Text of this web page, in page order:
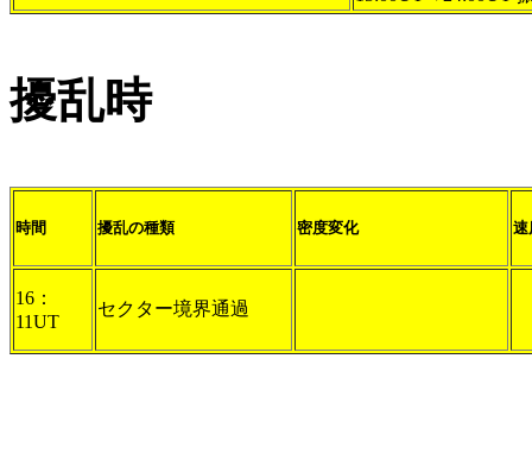
擾乱時
時間 擾乱の種類 密度変化 速
16：
11UT
セクター境界通過